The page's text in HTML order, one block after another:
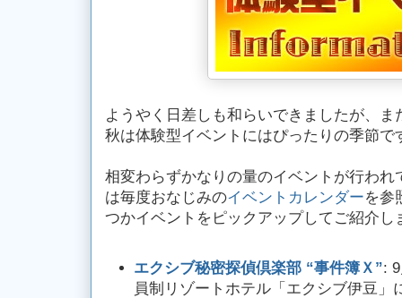
ようやく日差しも和らいできましたが、
秋は体験型イベントにはぴったりの季節で
相変わらずかなりの量のイベントが行わ
は毎度おなじみのイベントカレンダーを参
つかイベントをピックアップしてご紹介し
エクシブ秘密探偵倶楽部 “事件簿Ｘ”:
員制リゾートホテル「エクシブ伊豆」